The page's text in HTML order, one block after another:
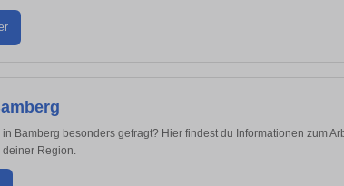
Bamberg besonders gefragt? Hier findest du Informationen zum
deiner Region.